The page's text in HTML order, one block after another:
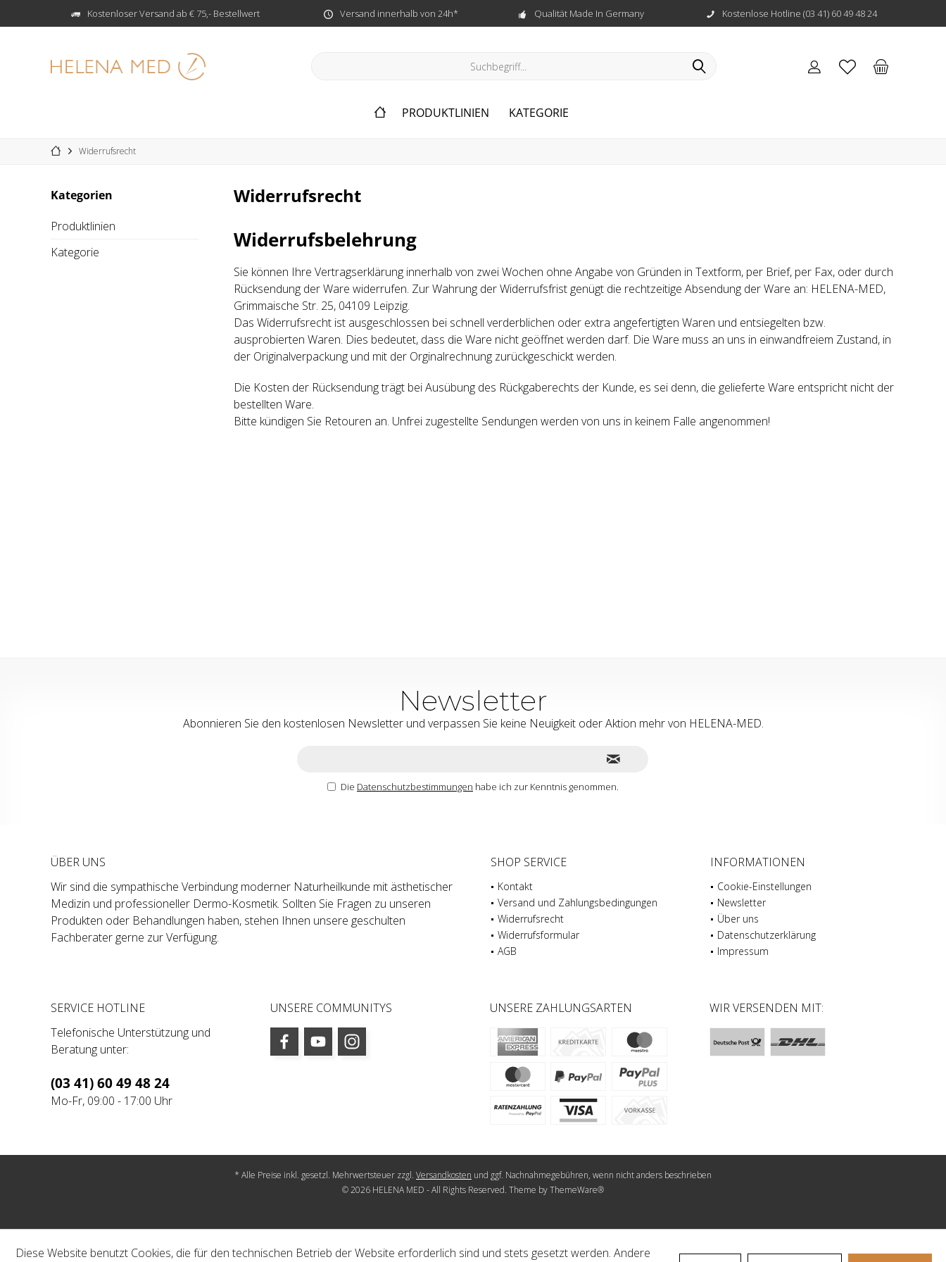
Kostenloser Versand ab € 75,- Bestellwert Versand innerhalb von 24h* Qualität Made In Germany Kostenlose Hotline (03 41) 60 49 48 24
PRODUKTLINIEN KATEGORIE
Widerrufsrecht
Kategorien
Produktlinien
Kategorie
Widerrufsrecht
Widerrufsbelehrung
Sie können Ihre Vertragserklärung innerhalb von zwei Wochen ohne Angabe von Gründen in Textform, per Brief, per Fax, oder durch
Rücksendung der Ware widerrufen. Zur Wahrung der Widerrufsfrist genügt die rechtzeitige Absendung der Ware an: HELENA-MED,
Grimmaische Str. 25, 04109 Leipzig.
Das Widerrufsrecht ist ausgeschlossen bei schnell verderblichen oder extra angefertigten Waren und entsiegelten bzw.
ausprobierten Waren. Dies bedeutet, dass die Ware nicht geöffnet werden darf. Die Ware muss an uns in einwandfreiem Zustand, in
der Originalverpackung und mit der Orginalrechnung zurückgeschickt werden.
Die Kosten der Rücksendung trägt bei Ausübung des Rückgaberechts der Kunde, es sei denn, die gelieferte Ware entspricht nicht der
bestellten Ware.
Bitte kündigen Sie Retouren an. Unfrei zugestellte Sendungen werden von uns in keinem Falle angenommen!
Newsletter
Abonnieren Sie den kostenlosen Newsletter und verpassen Sie keine Neuigkeit oder Aktion mehr von HELENA-MED.
Die Datenschutzbestimmungen habe ich zur Kenntnis genommen.
ÜBER UNS
Wir sind die sympathische Verbindung moderner Naturheilkunde mit ästhetischer
Medizin und professioneller Dermo-Kosmetik. Sollten Sie Fragen zu unseren
Produkten oder Behandlungen haben, stehen Ihnen unsere geschulten
Fachberater gerne zur Verfügung.
SHOP SERVICE
Kontakt
Versand und Zahlungsbedingungen
Widerrufsrecht
Widerrufsformular
AGB
INFORMATIONEN
Cookie-Einstellungen
Newsletter
Über uns
Datenschutz­erklärung
Impressum
SERVICE HOTLINE
Telefonische Unterstützung und
Beratung unter:
(03 41) 60 49 48 24
Mo-Fr, 09:00 - 17:00 Uhr
UNSERE COMMUNITYS UNSERE ZAHLUNGSARTEN WIR VERSENDEN MIT:
* Alle Preise inkl. gesetzl. Mehrwertsteuer zzgl. Versandkosten und ggf. Nachnahmegebühren, wenn nicht anders beschrieben
© 2026 HELENA MED - All Rights Reserved. Theme byThemeWare®
Diese Website benutzt Cookies, die für den technischen Betrieb der Website erforderlich sind und stets gesetzt werden. Andere